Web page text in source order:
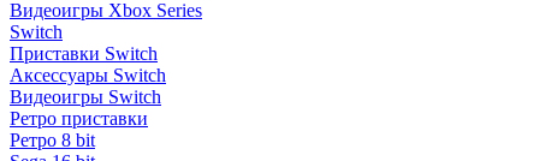
Видеоигры Xbox Series
Switch
Приставки Switch
Аксессуары Switch
Видеоигры Switch
Ретро приставки
Ретро 8 bit